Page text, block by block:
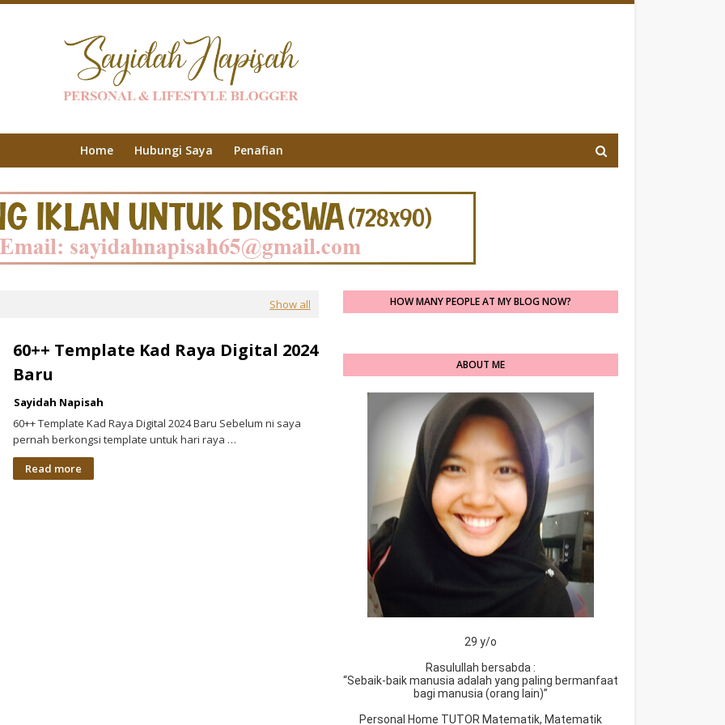
Home Hubungi Saya Penafian
Show all
60++ Template Kad Raya Digital 2024
Baru
Sayidah Napisah
60++ Template Kad Raya Digital 2024 Baru Sebelum ni saya
pernah berkongsi template untuk hari raya …
Read more
HOW MANY PEOPLE AT MY BLOG NOW?
ABOUT ME
29 y/o
Rasulullah bersabda :
“Sebaik-baik manusia adalah yang paling bermanfaat
bagi manusia (orang lain)”
Personal Home TUTOR Matematik, Matematik